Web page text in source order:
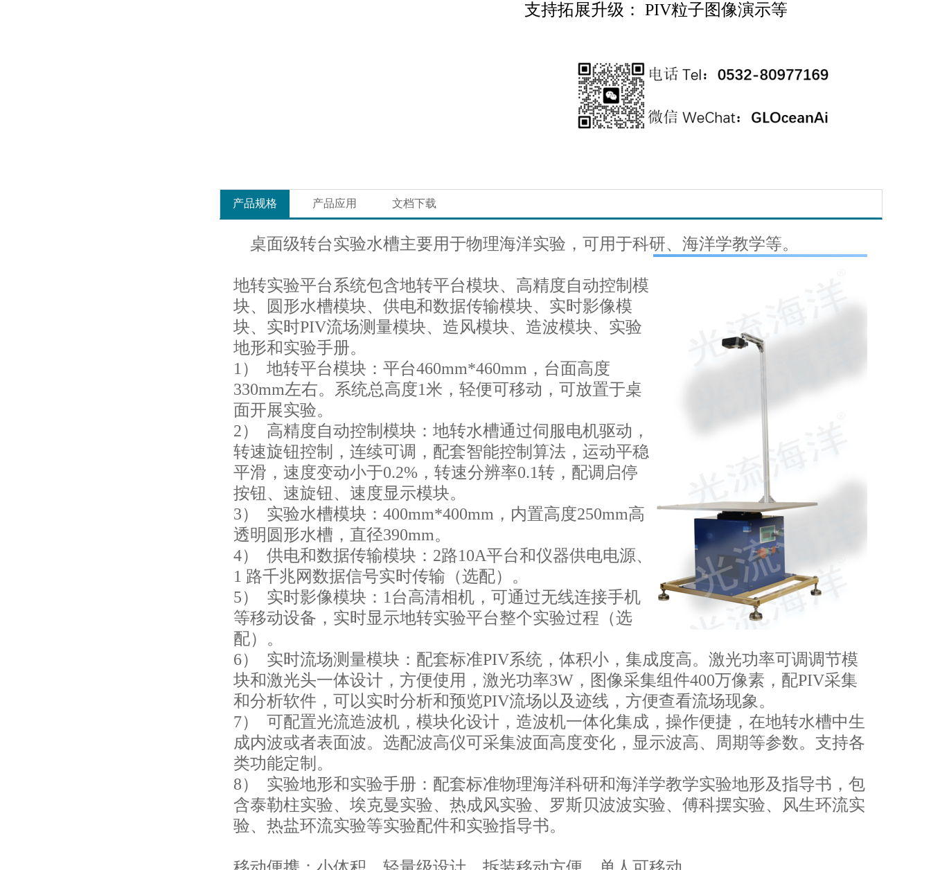
支持拓展升级： PIV粒子图像演示等
产品规格 产品应用 文档下载
桌面级转台实验水槽主要用于物理海洋实验，可用于科研、海洋学教学等。
地转实验平台系统包含地转平台模块、高精度自动控制模
块、圆形水槽模块、供电和数据传输模块、实时影像模
块、实时PIV流场测量模块、造风模块、造波模块、实验
地形和实验手册。
1） 地转平台模块：平台460mm*460mm，台面高度
330mm左右。系统总高度1米，轻便可移动，可放置于桌
面开展实验。
2） 高精度自动控制模块：地转水槽通过伺服电机驱动，
转速旋钮控制，连续可调，配套智能控制算法，运动平稳
平滑，速度变动小于0.2%，转速分辨率0.1转，配调启停
按钮、速旋钮、速度显示模块。
3） 实验水槽模块：400mm*400mm，内置高度250mm高
透明圆形水槽，直径390mm。
4） 供电和数据传输模块：2路10A平台和仪器供电电源、
1 路千兆网数据信号实时传输（选配）。
5） 实时影像模块：1台高清相机，可通过无线连接手机
等移动设备，实时显示地转实验平台整个实验过程（选
配）。
6） 实时流场测量模块：配套标准PIV系统，体积小，集成度高。激光功率可调调节模
块和激光头一体设计，方便使用，激光功率3W，图像采集组件400万像素，配PIV采集
和分析软件，可以实时分析和预览PIV流场以及迹线，方便查看流场现象。
7） 可配置光流造波机，模块化设计，造波机一体化集成，操作便捷，在地转水槽中生
成内波或者表面波。选配波高仪可采集波面高度变化，显示波高、周期等参数。支持各
类功能定制。
8） 实验地形和实验手册：配套标准物理海洋科研和海洋学教学实验地形及指导书，包
含泰勒柱实验、埃克曼实验、热成风实验、罗斯贝波波实验、傅科摆实验、风生环流实
验、热盐环流实验等实验配件和实验指导书。